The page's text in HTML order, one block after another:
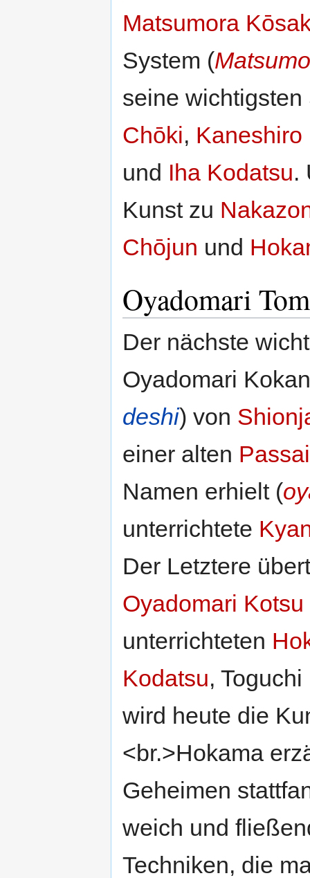
Matsumora
System (
seine
Chōki, Kaneshiro
und Iha Kodatsu.
Kunst zu
Chōjun und
Oyadomari
Der nächste
Oyadomari
deshi) von
einer alten Passai
Namen erhielt (
unterrichtete
Der Letztere
Oyadomari Kotsu
unterrichteten
Kodatsu,
wird heute die
<br.>Hokama
Geheimen
weich und
Techniken, die